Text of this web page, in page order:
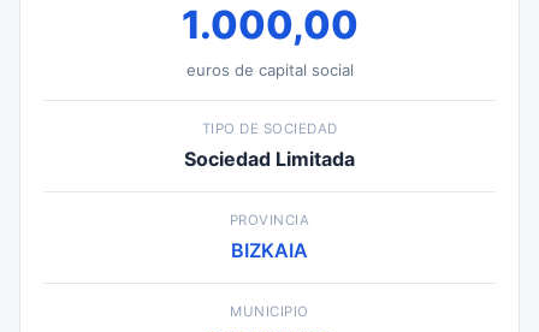
1.000,00
euros de capital social
TIPO DE SOCIEDAD
Sociedad Limitada
PROVINCIA
BIZKAIA
MUNICIPIO